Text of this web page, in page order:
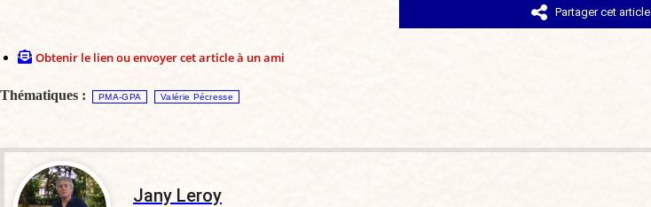
Partager cet article
Obtenir le lien ou envoyer cet article à un ami
Thématiques : PMA-GPA Valérie Pécresse
Jany Leroy